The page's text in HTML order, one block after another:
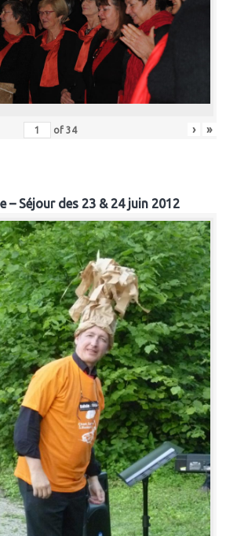
of 34 › »
– Séjour des 23 & 24 juin 2012